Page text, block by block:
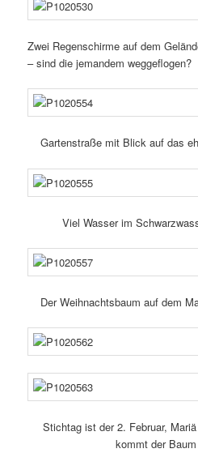
Zwei Regenschirme auf dem
– sind die jemandem weggeflogen?
Gartenstraße mit Blick auf das
Viel Wasser im
Der Weihnachtsbaum auf dem
Stichtag ist der 2. Februar,
kommt der